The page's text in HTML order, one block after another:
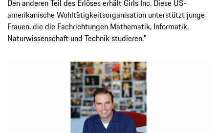
Den anderen Teil des Erlöses erhält Girls Inc. Diese US-
amerikanische Wohltätigkeitsorganisation unterstützt junge
Frauen, die die Fachrichtungen Mathematik, Informatik,
Naturwissenschaft und Technik studieren."